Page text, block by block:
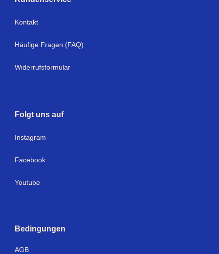
Kontakt
Häufige Fragen (FAQ)
Widerrufsformular
Folgt uns auf
Instagram
Facebook
Youtube
Bedingungen
AGB